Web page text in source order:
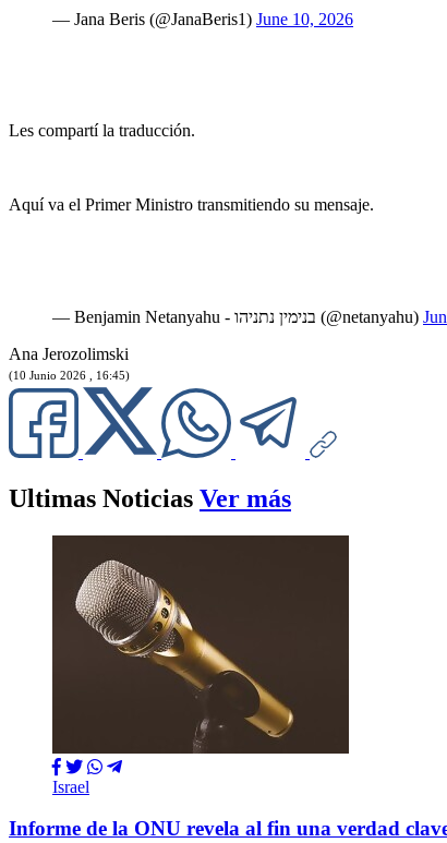
— Jana Beris (@JanaBeris1) June 10, 2026
Les compartí la traducción.
Aquí va el Primer Ministro transmitiendo su mensaje.
— Benjamin Netanyahu - בנימין נתניהו (@netanyahu)
Ana Jerozolimski
(10 Junio 2026 , 16:45)
Ultimas Noticias Ver más
Israel
Informe de la ONU revela al fin una verdad